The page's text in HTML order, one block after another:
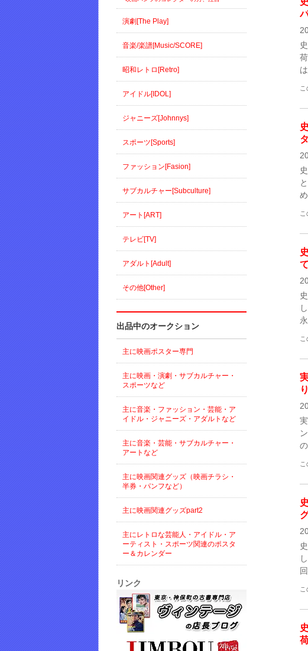
演劇[The Play]
音楽/楽譜[Music/SCORE]
昭和レトロ[Retro]
アイドル[IDOL]
ジャニーズ[Johnnys]
スポーツ[Sports]
ファッション[Fasion]
サブカルチャー[Subculture]
アート[ART]
テレビ[TV]
アダルト[Adult]
その他[Other]
出品中のオークション
主に映画ポスター専門
主に映画・演劇・サブカルチャー・
スポーツなど
主に音楽・ファッション・芸能・ア
イドル・ジャニーズ・アダルトなど
主に音楽・芸能・サブカルチャー・
アートなど
主に映画関連グッズ（映画チラシ・
半券・パンフなど）
主に映画関連グッズpart2
主にレトロな芸能人・アイドル・ア
ーティスト・スポーツ関連のポスタ
ー＆カレンダー
リンク